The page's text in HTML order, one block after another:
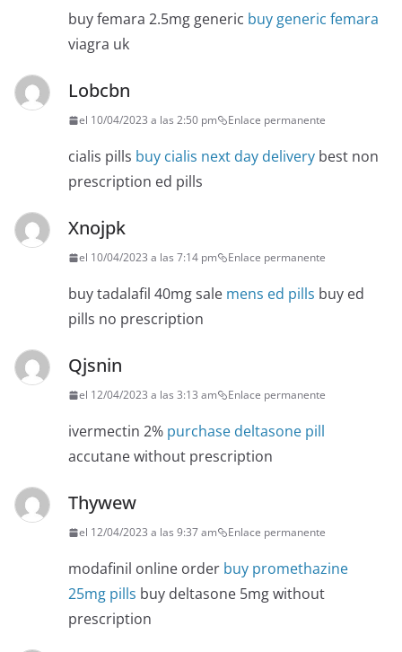
buy femara 2.5mg generic buy generic femara
viagra uk
Lobcbn
el 10/04/2023 a las 2:50 pm Enlace permanente
cialis pills buy cialis next day delivery best non
prescription ed pills
Xnojpk
el 10/04/2023 a las 7:14 pm Enlace permanente
buy tadalafil 40mg sale mens ed pills buy ed
pills no prescription
Qjsnin
el 12/04/2023 a las 3:13 am Enlace permanente
ivermectin 2% purchase deltasone pill
accutane without prescription
Thywew
el 12/04/2023 a las 9:37 am Enlace permanente
modafinil online order buy promethazine
25mg pills buy deltasone 5mg without
prescription